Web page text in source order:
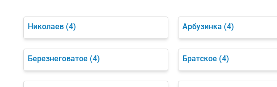
Николаев (4) Арбузинка (4)
Березнеговатое (4) Братское (4)